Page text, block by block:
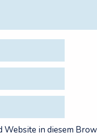
Website in diesem